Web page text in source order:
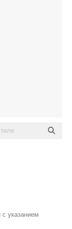
указанием